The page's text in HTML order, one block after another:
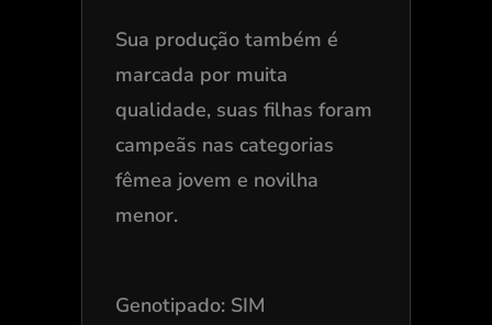
Sua produção também é
marcada por muita
qualidade, suas filhas foram
campeãs nas categorias
fêmea jovem e novilha
menor.
Genotipado: SIM